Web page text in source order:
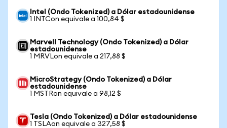
Intel (Ondo Tokenized) a Dólar estadounidense
1 INTCon equivale a 100,84 $
Marvell Technology (Ondo Tokenized) a Dólar
estadounidense
1 MRVLon equivale a 217,88 $
MicroStrategy (Ondo Tokenized) a Dólar
estadounidense
1 MSTRon equivale a 98,12 $
Tesla (Ondo Tokenized) a Dólar estadounidense
1 TSLAon equivale a 327,58 $